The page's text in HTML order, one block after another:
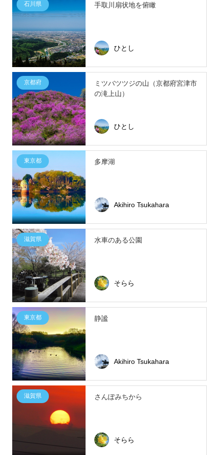
石川県 手取川扇状地を俯瞰
ひとし
京都府
ミツバツツジの山（京都府宮津市
の滝上山）
ひとし
東京都 多摩湖
Akihiro Tsukahara
滋賀県 水車のある公園
そらら
東京都 静謐
Akihiro Tsukahara
滋賀県 さんぽみちから
そらら